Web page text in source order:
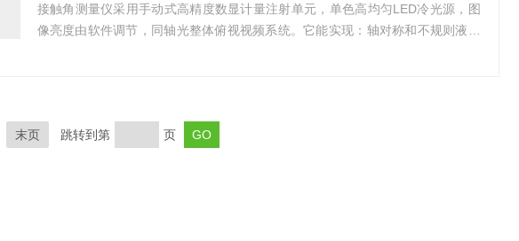
接触角测量仪采用手动式高精度数显计量注射单元，单色高均匀LED冷光源，图
像亮度由软件调节，同轴光整体俯视视频系统。它能实现：轴对称和不规则液滴
差(除非测试样品较小，需要小液滴，否则不提倡)...
末页 跳转到第 页